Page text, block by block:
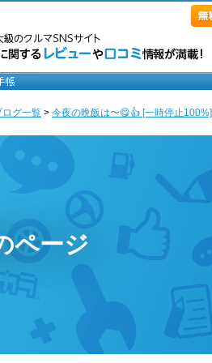
ログ一覧 > 今夜の晩飯は〜😋👍 [一時停止100%]
ページ